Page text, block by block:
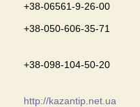
+38-06561-9-26-00
+38-050-606-35-71
+38-098-104-50-20
http://kazantip.net.ua